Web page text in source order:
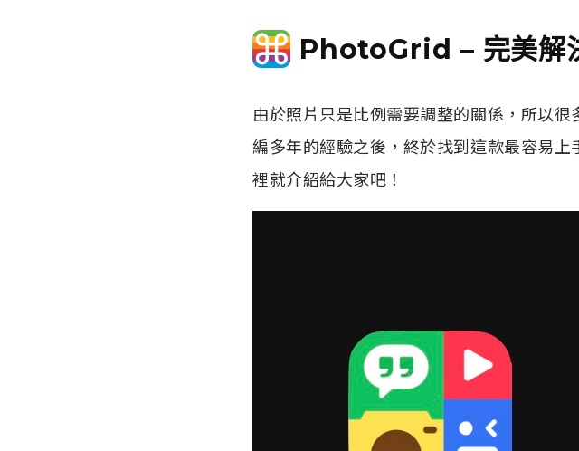
PhotoGrid – 完美解
由於照片只是比例需要調整的關係，所以
編多年的經驗之後，終於找到這款最容易
裡就介紹給大家吧！